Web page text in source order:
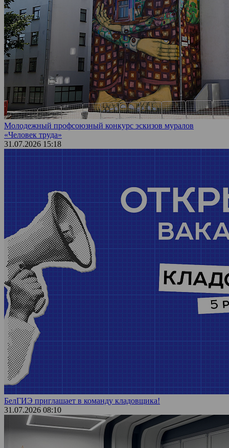
Молодежный профсоюзный конкурс эскизов муралов
«Человек труда»
31.07.2026 15:18
БелГИЭ приглашает в команду кладовщика!
31.07.2026 08:10